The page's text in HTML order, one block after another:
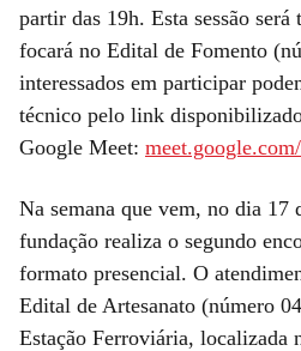
partir das 19h. Esta sessão
focará no Edital de Fomento
interessados em participar
técnico pelo link
Google Meet:
Na semana que vem, no dia 17
fundação realiza o segundo
formato presencial. O
Edital de Artesanato (número
Estação Ferroviária, localizada